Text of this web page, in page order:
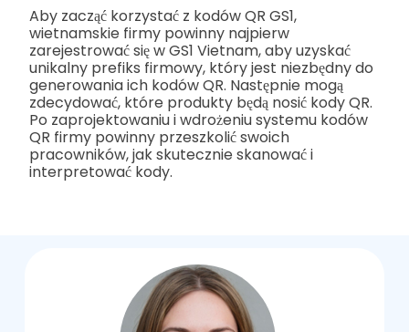
Aby zacząć korzystać z kodów QR GS1,
wietnamskie firmy powinny najpierw
zarejestrować się w GS1 Vietnam, aby uzyskać
unikalny prefiks firmowy, który jest niezbędny do
generowania ich kodów QR. Następnie mogą
zdecydować, które produkty będą nosić kody QR.
Po zaprojektowaniu i wdrożeniu systemu kodów
QR firmy powinny przeszkolić swoich
pracowników, jak skutecznie skanować i
interpretować kody.